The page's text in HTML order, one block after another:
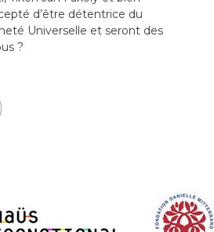
d’être détentrice du
Universelle et seront des
?